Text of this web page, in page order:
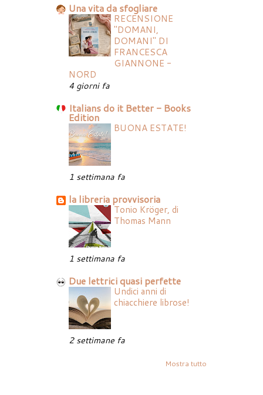
Una vita da sfogliare
RECENSIONE
"DOMANI,
DOMANI" DI
FRANCESCA
GIANNONE -
NORD
4 giorni fa
Italians do it Better - Books
Edition
BUONA ESTATE!
1 settimana fa
la libreria provvisoria
Tonio Kröger, di
Thomas Mann
1 settimana fa
Due lettrici quasi perfette
Undici anni di
chiacchiere librose!
2 settimane fa
Mostra tutto